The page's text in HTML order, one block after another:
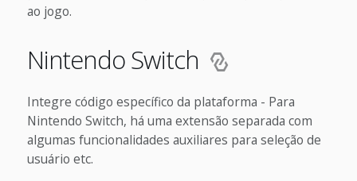
ao jogo.
Nintendo Switch
Integre código específico da plataforma - Para
Nintendo Switch, há uma extensão separada com
algumas funcionalidades auxiliares para seleção de
usuário etc.